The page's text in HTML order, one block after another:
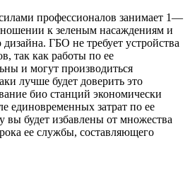
профессионалов занимает 1—
к зеленым насаждениям и
ГБО не требует устройства
так как работы по ее
и могут производиться
лучше будет доверить это
био станций экономически
единовременных затрат по ее
будет избавлены от множества
ее службы, составляющего